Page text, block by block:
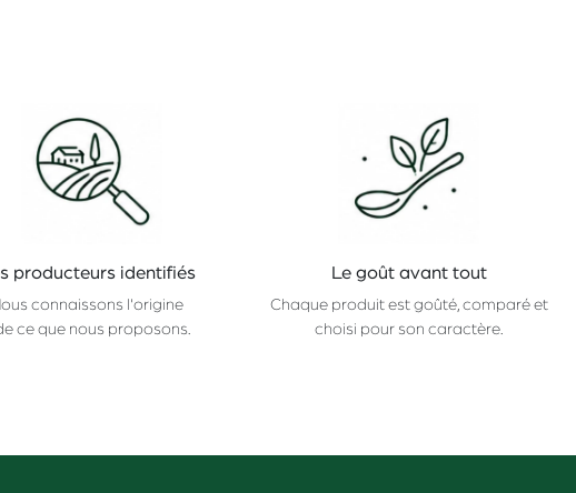
producteurs identifiés
connaissons l'origine
ce que nous proposons.
Le goût avant tout
Chaque produit est goûté, comparé et
choisi pour son caractère.